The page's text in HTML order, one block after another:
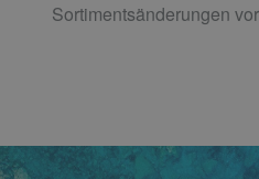
Sortimentsänderungen